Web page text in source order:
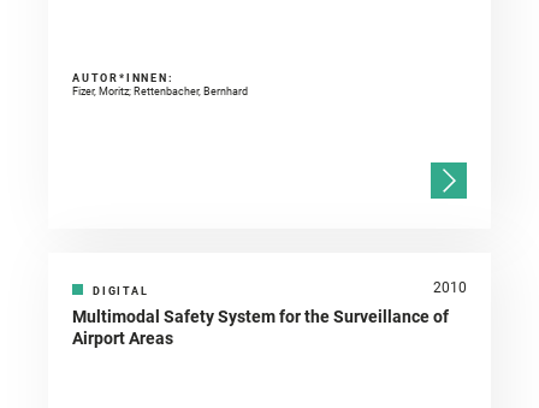
AUTOR*INNEN:
Fizer, Moritz; Rettenbacher, Bernhard
DIGITAL 2010
Multimodal Safety System for the Surveillance of
Airport Areas